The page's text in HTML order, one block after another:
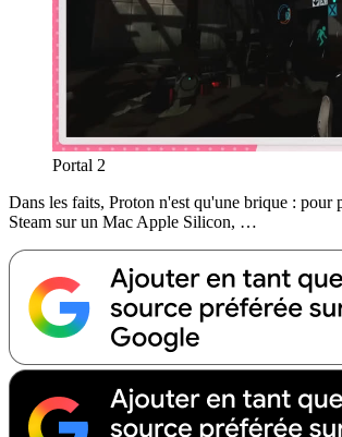
Portal 2
Dans les faits, Proton n'est qu'une brique : pour
Steam sur un Mac Apple Silicon, …